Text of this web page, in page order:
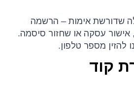
שדורשת אימות – הרשמה
אישור עסקה או שחזור סיסמה.
מספר טלפון.